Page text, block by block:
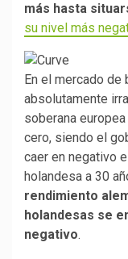
más hasta
su nivel más
En el mercado
absolutamente
soberana
cero, siendo el
caer en negativo
holandesa a 30
rendimiento
holandesas se
negativo.